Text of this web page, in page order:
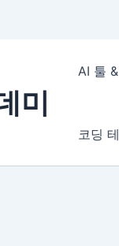
미
AI 툴
코딩